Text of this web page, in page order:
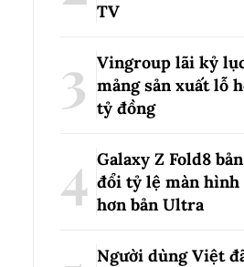
TV
Vingroup lãi kỷ
mảng sản xuất lỗ
tỷ đồng
Galaxy Z Fold8
đổi tỷ lệ màn hình
hơn bản Ultra
Người dùng Việt